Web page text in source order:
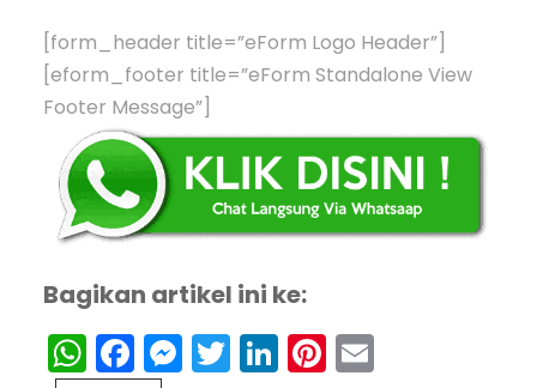
[form_header title=”eForm Logo Header”]
[eform_footer title=”eForm Standalone View
Footer Message”]
Bagikan artikel ini ke:
WhatsApp
Facebook
Messenger
Twitter
LinkedIn
Pinterest